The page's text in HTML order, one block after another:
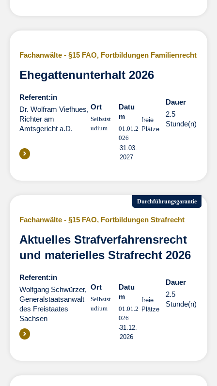
Fachanwälte - §15 FAO, Fortbildungen Familienrecht
Ehegattenunterhalt 2026
Referent:in
Dr. Wolfram Viefhues,
Richter am
Amtsgericht a.D.
Ort
Selbstst
udium
Datu
m
01.01.2
026
31.03.
2027
freie
Plätze
Dauer
2.5
Stunde(n)
Durchführungsgarantie
Fachanwälte - §15 FAO, Fortbildungen Strafrecht
Aktuelles Strafverfahrensrecht
und materielles Strafrecht 2026
Referent:in
Wolfgang Schwürzer,
Generalstaatsanwalt
des Freistaates
Sachsen
Ort
Selbstst
udium
Datu
m
01.01.2
026
31.12.
2026
freie
Plätze
Dauer
2.5
Stunde(n)